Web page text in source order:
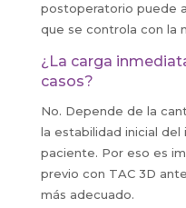
postoperatorio puede
que se controla con la
¿La carga
casos?
No. Depende de la
la estabilidad inicial
paciente. Por eso es
previo con TAC 3D
más adecuado.